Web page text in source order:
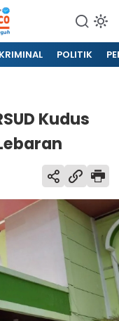
POLITIK
Kudus